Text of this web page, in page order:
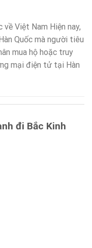
về Việt Nam Hiện nay,
Quốc mà người tiêu
mua hộ hoặc truy
mại điện tử tại Hàn
đi Bắc Kinh